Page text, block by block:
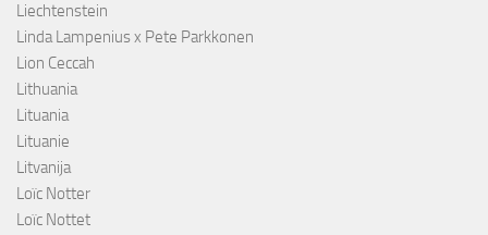
Liechtenstein
Linda Lampenius x Pete Parkkonen
Lion Ceccah
Lithuania
Lituania
Lituanie
Litvanija
Loïc Notter
Loïc Nottet